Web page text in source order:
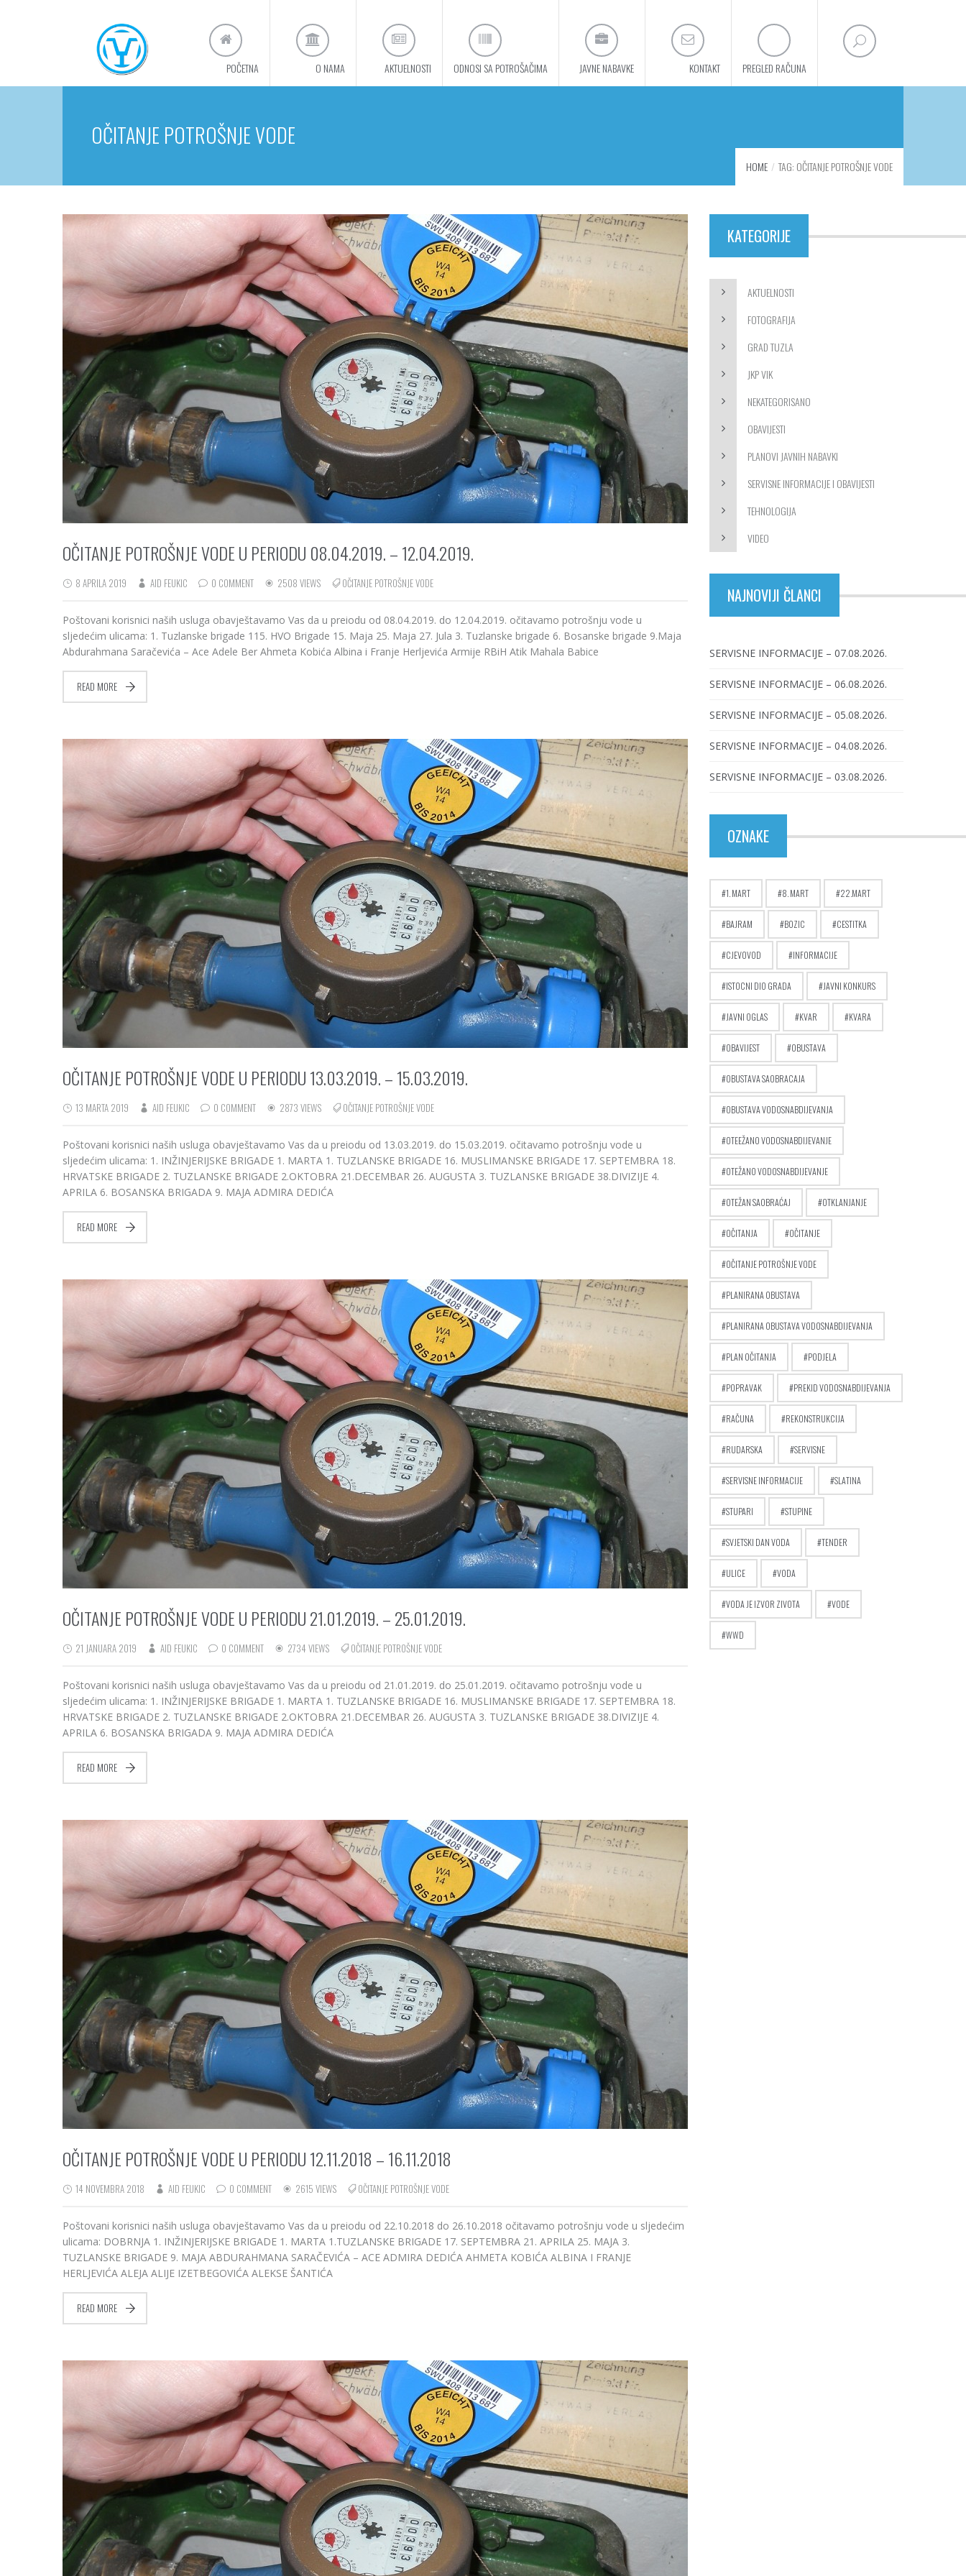
POČETNA O NAMA AKTUELNOSTI ODNOSI SA POTROŠAČIMA JAVNE NABAVKE KONTAKT PREGLED RAČUNA
OČITANJE POTROŠNJE VODE
HOME TAG: OČITANJE POTROŠNJE VODE
OČITANJE POTROŠNJE VODE U PERIODU 08.04.2019. – 12.04.2019.
8 APRILA 2019 AID FEUKIC 0 COMMENT 2508 VIEWS OČITANJE POTROŠNJE VODE
Poštovani korisnici naših usluga obavještavamo Vas da u preiodu od 08.04.2019. do 12.04.2019. očitavamo potrošnju vode u
sljedećim ulicama: 1. Tuzlanske brigade 115. HVO Brigade 15. Maja 25. Maja 27. Jula 3. Tuzlanske brigade 6. Bosanske brigade 9.Maja
Abdurahmana Saračevića – Ace Adele Ber Ahmeta Kobića Albina i Franje Herljevića Armije RBiH Atik Mahala Babice
READ MORE
OČITANJE POTROŠNJE VODE U PERIODU 13.03.2019. – 15.03.2019.
13 MARTA 2019 AID FEUKIC 0 COMMENT 2873 VIEWS OČITANJE POTROŠNJE VODE
Poštovani korisnici naših usluga obavještavamo Vas da u preiodu od 13.03.2019. do 15.03.2019. očitavamo potrošnju vode u
sljedećim ulicama: 1. INŽINJERIJSKE BRIGADE 1. MARTA 1. TUZLANSKE BRIGADE 16. MUSLIMANSKE BRIGADE 17. SEPTEMBRA 18.
HRVATSKE BRIGADE 2. TUZLANSKE BRIGADE 2.OKTOBRA 21.DECEMBAR 26. AUGUSTA 3. TUZLANSKE BRIGADE 38.DIVIZIJE 4.
APRILA 6. BOSANSKA BRIGADA 9. MAJA ADMIRA DEDIĆA
READ MORE
OČITANJE POTROŠNJE VODE U PERIODU 21.01.2019. – 25.01.2019.
21 JANUARA 2019 AID FEUKIC 0 COMMENT 2734 VIEWS OČITANJE POTROŠNJE VODE
Poštovani korisnici naših usluga obavještavamo Vas da u preiodu od 21.01.2019. do 25.01.2019. očitavamo potrošnju vode u
sljedećim ulicama: 1. INŽINJERIJSKE BRIGADE 1. MARTA 1. TUZLANSKE BRIGADE 16. MUSLIMANSKE BRIGADE 17. SEPTEMBRA 18.
HRVATSKE BRIGADE 2. TUZLANSKE BRIGADE 2.OKTOBRA 21.DECEMBAR 26. AUGUSTA 3. TUZLANSKE BRIGADE 38.DIVIZIJE 4.
APRILA 6. BOSANSKA BRIGADA 9. MAJA ADMIRA DEDIĆA
READ MORE
OČITANJE POTROŠNJE VODE U PERIODU 12.11.2018 – 16.11.2018
14 NOVEMBRA 2018 AID FEUKIC 0 COMMENT 2615 VIEWS OČITANJE POTROŠNJE VODE
Poštovani korisnici naših usluga obavještavamo Vas da u preiodu od 22.10.2018 do 26.10.2018 očitavamo potrošnju vode u sljedećim
ulicama: DOBRNJA 1. INŽINJERIJSKE BRIGADE 1. MARTA 1.TUZLANSKE BRIGADE 17. SEPTEMBRA 21. APRILA 25. MAJA 3.
TUZLANSKE BRIGADE 9. MAJA ABDURAHMANA SARAČEVIĆA – ACE ADMIRA DEDIĆA AHMETA KOBIĆA ALBINA I FRANJE
HERLJEVIĆA ALEJA ALIJE IZETBEGOVIĆA ALEKSE ŠANTIĆA
READ MORE
KATEGORIJE
AKTUELNOSTI
FOTOGRAFIJA
GRAD TUZLA
JKP VIK
NEKATEGORISANO
OBAVIJESTI
PLANOVI JAVNIH NABAVKI
SERVISNE INFORMACIJE I OBAVIJESTI
TEHNOLOGIJA
VIDEO
NAJNOVIJI ČLANCI
SERVISNE INFORMACIJE – 07.08.2026.
SERVISNE INFORMACIJE – 06.08.2026.
SERVISNE INFORMACIJE – 05.08.2026.
SERVISNE INFORMACIJE – 04.08.2026.
SERVISNE INFORMACIJE – 03.08.2026.
OZNAKE
1. MART 8. MART 22.MART
BAJRAM BOZIC CESTITKA
CJEVOVOD INFORMACIJE
ISTOCNI DIO GRADA JAVNI KONKURS
JAVNI OGLAS KVAR KVARA
OBAVIJEST OBUSTAVA
OBUSTAVA SAOBRACAJA
OBUSTAVA VODOSNABDIJEVANJA
OTEEŽANO VODOSNABDIJEVANJE
OTEŽANO VODOSNABDIJEVANJE
OTEŽAN SAOBRAĆAJ OTKLANJANJE
OČITANJA OČITANJE
OČITANJE POTROŠNJE VODE
PLANIRANA OBUSTAVA
PLANIRANA OBUSTAVA VODOSNABDIJEVANJA
PLAN OČITANJA PODJELA
POPRAVAK PREKID VODOSNABDIJEVANJA
RAČUNA REKONSTRUKCIJA
RUDARSKA SERVISNE
SERVISNE INFORMACIJE SLATINA
STUPARI STUPINE
SVJETSKI DAN VODA TENDER
ULICE VODA
VODA JE IZVOR ZIVOTA VODE
WWD